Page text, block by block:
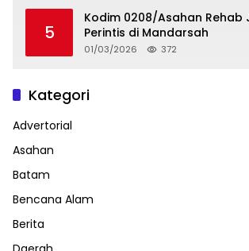
5
Kodim 0208/Asahan Rehab
Perintis di Mandarsah
01/03/2026 372
Kategori
Advertorial
Asahan
Batam
Bencana Alam
Berita